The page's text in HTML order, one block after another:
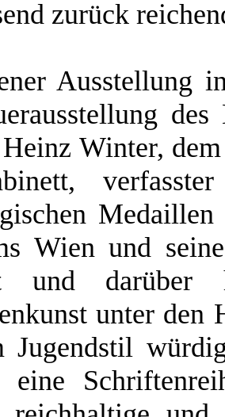
zurück
Ausstellung
Winter,
Wien und
und darüber
unter den
Jugendstil
eine